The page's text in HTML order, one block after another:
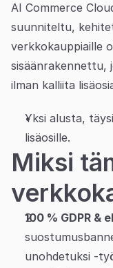
AI-toiminnot
Integraatiot
Blogi
Partners
Asiakkaat
Muutosloki
Tuki
AI Commerce
suunniteltu,
verkkokauppiaille
sisäänrakennettu,
ilman kalliita
Yksi alusta,
lisäosille.
Miksi
100 % GDPR &
unohdetuksi -